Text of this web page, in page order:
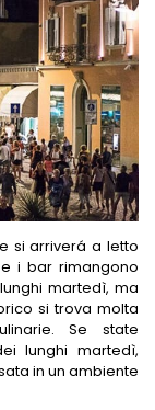
si arriverá a letto
i bar rimangono
martedì, ma
si trova molta
Se state
lunghi martedì,
in un ambiente